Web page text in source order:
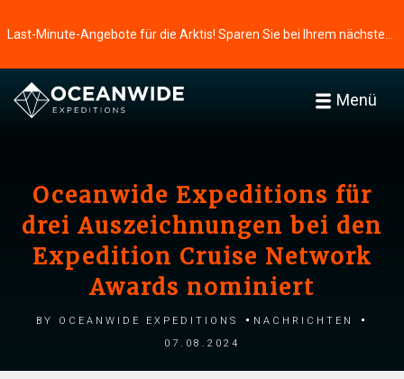
Menü
Oceanwide Expeditions für
drei Auszeichnungen bei den
Expedition Cruise Network
Awards nominiert
by Oceanwide Expeditions
Nachrichten
07.08.2024